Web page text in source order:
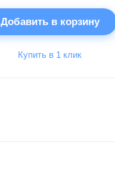
Добавить в корзину
Купить в 1 клик